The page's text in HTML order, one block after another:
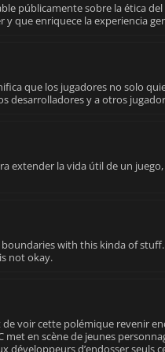
públicamente sobre la ética
y que enriquece la experiencia
que los jugadores no solo
desarrolladores y a otros
extender la vida útil de un
with this kinda of
not okay.
voir cette polémique revenir
met en scène de jeunes
développeurs d’endosser